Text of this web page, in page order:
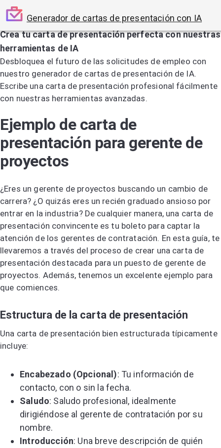
Generador de cartas de presentación con IA
Crea tu carta de presentación perfecta con nuestras
herramientas de IA
Desbloquea el futuro de las solicitudes de empleo con
nuestro generador de cartas de presentación de IA.
Escribe una carta de presentación profesional fácilmente
con nuestras herramientas avanzadas.
Ejemplo de carta de
presentación para gerente de
proyectos
¿Eres un gerente de proyectos buscando un cambio de
carrera? ¿O quizás eres un recién graduado ansioso por
entrar en la industria? De cualquier manera, una carta de
presentación convincente es tu boleto para captar la
atención de los gerentes de contratación. En esta guía, te
llevaremos a través del proceso de crear una carta de
presentación destacada para un puesto de gerente de
proyectos. Además, tenemos un excelente ejemplo para
que comiences.
Estructura de la carta de presentación
Una carta de presentación bien estructurada típicamente
incluye:
Encabezado (Opcional): Tu información de
contacto, con o sin la fecha.
Saludo: Saludo profesional, idealmente
dirigiéndose al gerente de contratación por su
nombre.
Introducción: Una breve descripción de quién